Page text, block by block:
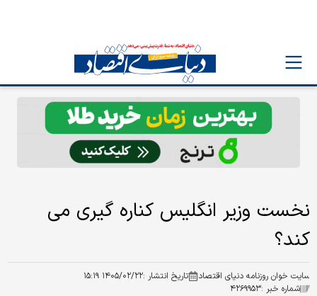
نخست وزیر انگلیس کناره گیری می
کند؟
سایت خوان روزنامه دنیای اقتصاد تاریخ انتشار :۱۴۰۵/۰۲/۲۲ ۱۵:۱۹
شماره خبر :۴۲۶۹۹۵۳